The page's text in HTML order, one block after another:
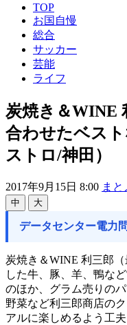
TOP
お国自慢
総合
サッカー
芸能
ライフ
炭焼き＆WINE
合わせたベス
ストロ/神田）
2017年9月15日 8:00 まと
中 大
データセンター電力
炭焼き＆WINE 利三郎
した牛、豚、羊、鴨な
のほか、グラム売りの
野菜など利三郎商店の
アルに楽しめるよう工